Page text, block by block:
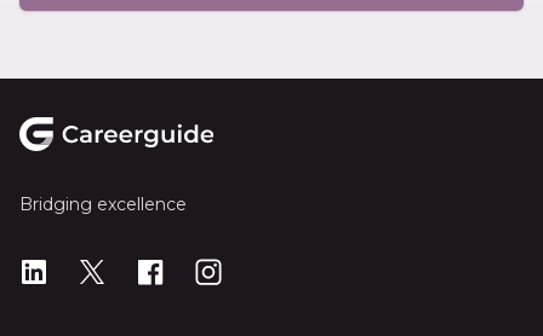
Bridging excellence
LinkedIn
X Instagram